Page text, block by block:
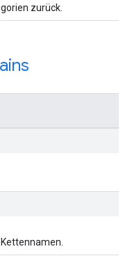
zurück.